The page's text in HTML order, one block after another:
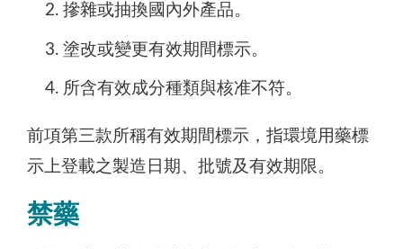
摻雜或抽換國內外產品。
塗改或變更有效期間標示。
所含有效成分種類與核准不符。
前項第三款所稱有效期間標示，指環境用藥標
示上登載之製造日期、批號及有效期限。
禁藥